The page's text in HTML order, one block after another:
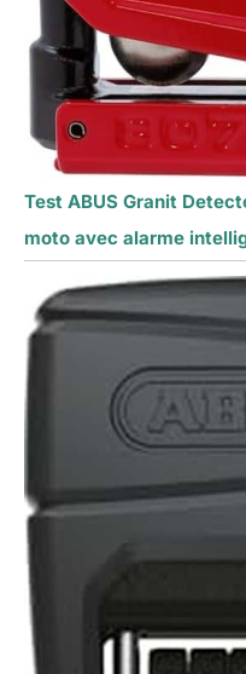
Test ABUS Granit
moto avec alarme